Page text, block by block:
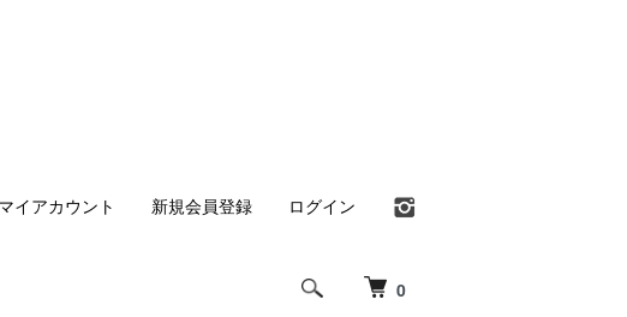
0
マイアカウント 新規会員登録 ログイン